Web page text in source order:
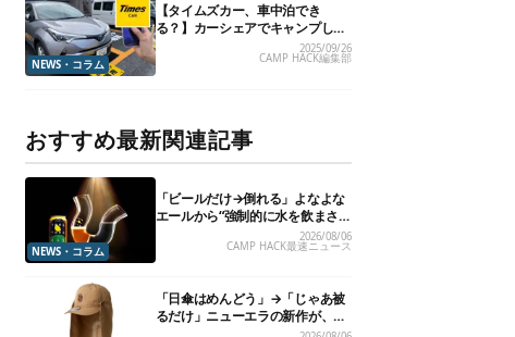
NEWS・コラム
【タイムズカー、車中泊でき
る？】カーシェアでキャンプした
いので、直接聞いてみました2025/09/26
CAMP HACK編集部
おすすめ最新関連記事
NEWS・コラム
「ビールだけ→倒れる」よなよな
エールから“強制的に水を飲まさ
2026/08/06
CAMP HACK最速ニュース
「日傘はめんどう」→「じゃあ被
るだけ」ニューエラの新作が、真